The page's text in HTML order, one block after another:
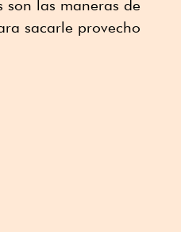
son las maneras de
sacarle provecho